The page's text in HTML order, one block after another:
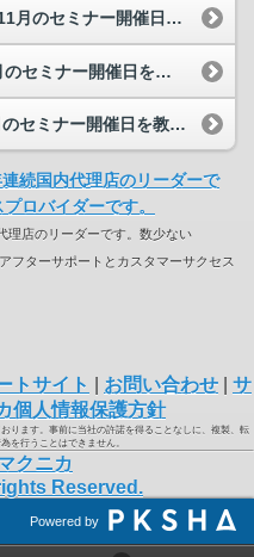
Cato Networks SASEの2024年11月のセミナー開催日を教えてください。
Cato SASE Cloudの2025年11月のセミナー開催日を教えてください。
Cato SASE Cloudの2025年９月のセミナー開催日を教えてください。
理店のリーダーです。数少ない
フターサポートとカスタマーサクセス
トサイト お問い合わせ
サ
個人情報保護方針
ります。事前に当社の許諾を得ることなしに、複製、転
を行うことはできません。
Reserved.
Powered by